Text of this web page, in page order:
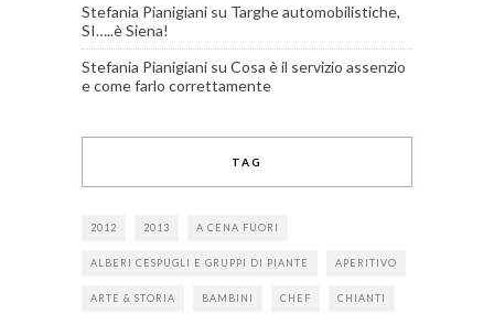
Stefania Pianigiani su Targhe automobilistiche,
SI…..è Siena!
Stefania Pianigiani su Cosa è il servizio assenzio
e come farlo correttamente
TAG
2012 2013 A CENA FUORI
ALBERI CESPUGLI E GRUPPI DI PIANTE APERITIVO
ARTE & STORIA BAMBINI CHEF CHIANTI